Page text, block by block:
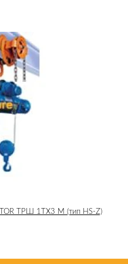
ТРШ 1ТХ3 М (тип HS-Z)